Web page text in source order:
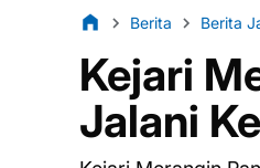
Berita Berita
Kejari
Jalani